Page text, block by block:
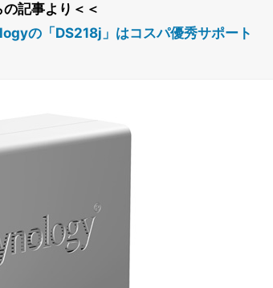
記事より＜＜
の「DS218j」はコスパ優秀サポート